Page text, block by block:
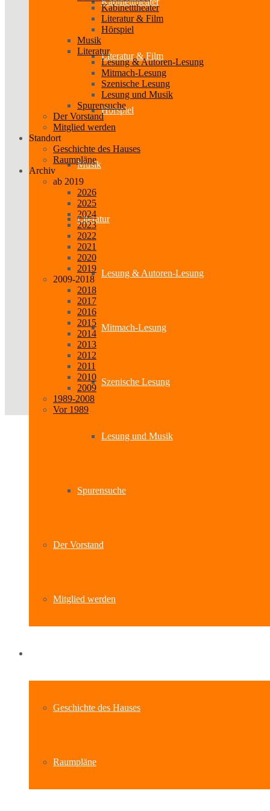
Literatur & Film
Hörspiel
Musik
Literatur
Lesung & Autoren-Lesung
Mitmach-Lesung
Szenische Lesung
Lesung und Musik
Spurensuche
Der Vorstand
Mitglied werden
Geschichte des Hauses
Raumpläne
Kabinetttheater
Literatur & Film
Hörspiel
Musik
Literatur
Lesung & Autoren-Lesung
Mitmach-Lesung
Szenische Lesung
Lesung und Musik
Spurensuche
Der Vorstand
Mitglied werden
Standort
Geschichte des Hauses
Raumpläne
Archiv
ab 2019
2026
2025
2024
2023
2022
2021
2020
2019
2009-2018
2018
2017
2016
2015
2014
2013
2012
2011
2010
2009
1989-2008
Vor 1989